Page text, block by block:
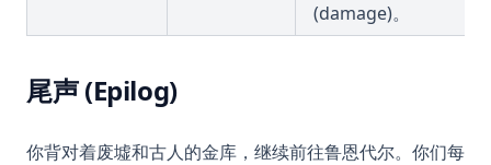
(damage)。
尾声 (Epilog)
你背对着废墟和古人的金库，继续前往鲁恩代尔。你们每